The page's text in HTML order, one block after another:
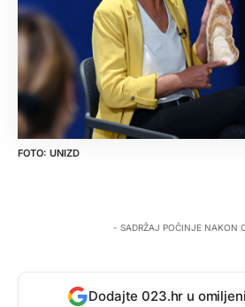
UNIZD
- SADRŽAJ POČINJE NAKON
Dodajte 023.hr u